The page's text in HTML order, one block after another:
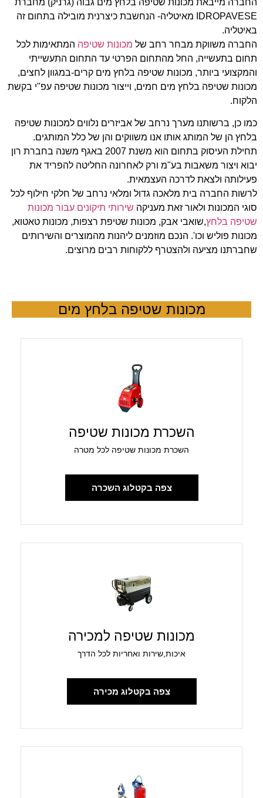
החברה מייבאת מכונות שטיפה בלחץ מים גבוה (גרניק) מחברת
IDROPAVESE מאיטליה- הנחשבת כיצרנית מובילה בתחום זה
באיטליה.
החברה משווקת מבחר רחב של מכונות שטיפה המתאימות לכל
תחום בתעשייה, החל מהתחום הפרטי עד התחום התעשייתי
והמקצועי ביותר, מכונות שטיפה בלחץ מים קרים-במגוון לחצים,
מכונות שטיפה בלחץ מים חמים, וייצור מכונות שטיפה עפ"י בקשת
הלקוח.
כמו כן, ברשותנו מערך נרחב של אביזרים נלווים למכונות שטיפה
בלחץ הן של המותג אותו אנו משווקים והן של כלל המותגים.
תחילת העיסוק בתחום הוא משנת 2007 באגף משנה בחברת רון
יבוא ויצור משאבות בע"מ ורק לאחרונה החליטה להפריד את
פעילותה ולצאת לדרכה העצמאית.
לרשות החברה בית מלאכה גדול ומלאי נרחב של חלקי חילוף לכל
סוגי המכונות ולאור זאת מעניקה שירותי תיקונים עבור מכונות
שטיפה בלחץ,שואבי אבק, מכונות שטיפת רצפות, מכונות טאטוא,
מכונות פוליש וכו'. הנכם מוזמנים ליהנות מהמוצרים והשירותים
שחברתנו מציעה ולהצטרף ללקוחות רבים מרוצים.
מכונות שטיפה בלחץ מים
השכרת מכונות שטיפה
השכרת מכונות שטיפה לכל מטרה
צפה בקטלוג השכרה
מכונות שטיפה למכירה
איכות,שירות ואחריות לכל הדרך
צפה בקטלוג מכירה